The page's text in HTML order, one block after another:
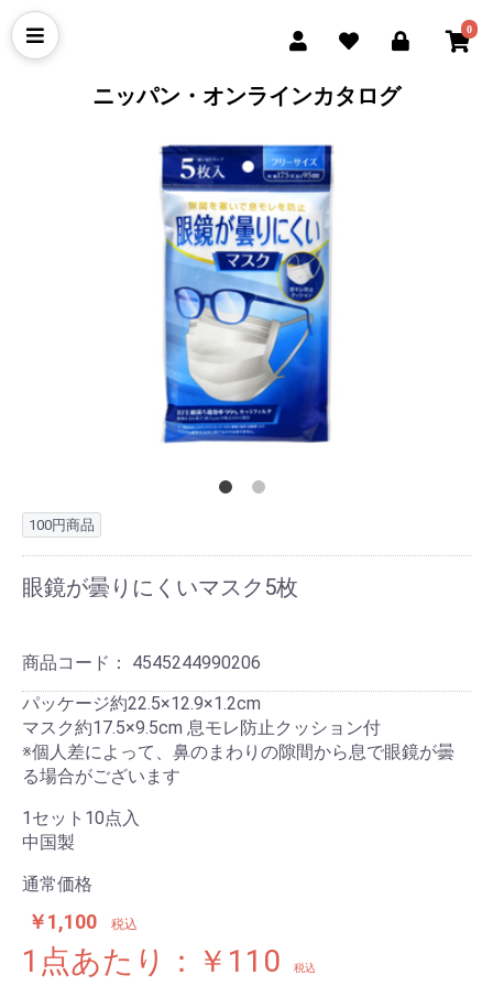
0
ニッパン・オンラインカタログ
100円商品
眼鏡が曇りにくいマスク5枚
商品コード： 4545244990206
パッケージ約22.5×12.9×1.2cm
マスク約17.5×9.5cm 息モレ防止クッション付
※個人差によって、鼻のまわりの隙間から息で眼鏡が曇
る場合がございます
1セット10点入
中国製
通常価格
￥1,100 税込
1点あたり：￥110 税込